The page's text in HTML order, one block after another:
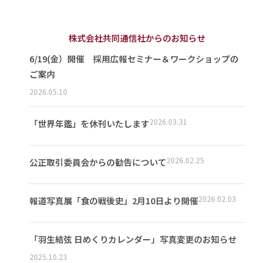
株式会社共同通信社からのお知らせ
6/19(金）開催 採用広報セミナー＆ワークショップの
ご案内
2026.05.10
「世界年鑑」を休刊いたします2026.03.31
公正取引委員会からの勧告について2026.02.25
報道写真展「食の戦後史」2月10日より開催2026.02.03
「羽生結弦 日めくりカレンダー」写真変更のお知らせ
2025.10.23